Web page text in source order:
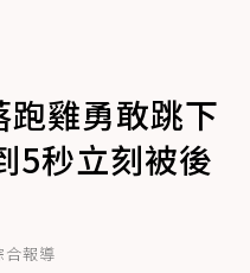
雞勇敢跳下
5秒立刻被後
合報導